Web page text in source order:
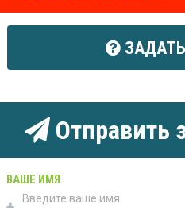
Отправить
ВАШЕ ИМЯ